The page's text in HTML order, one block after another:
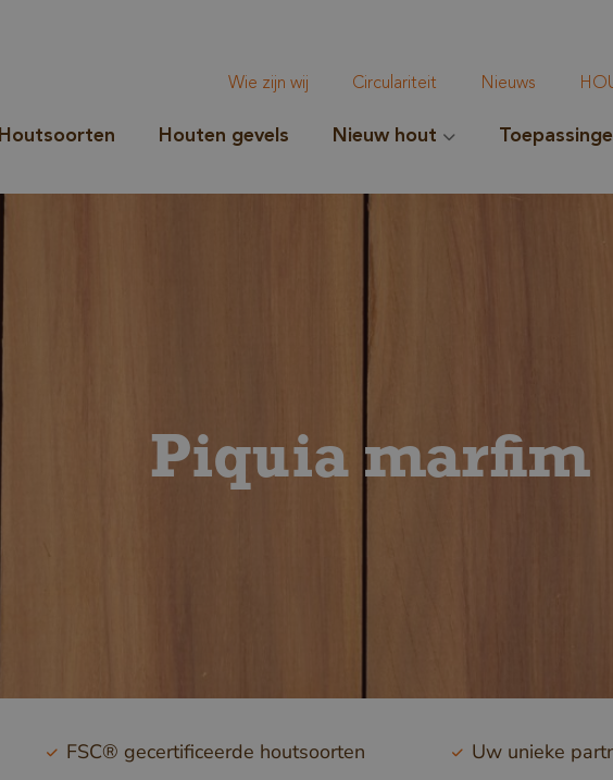
Wie zijn wij Circulariteit Nieuws
Houtsoorten Houten gevels Nieuw hout
Piquia marfim
FSC® gecertificeerde houtsoorten Uw unieke